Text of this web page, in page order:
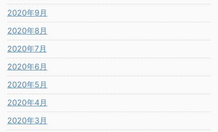
2020年9月
2020年8月
2020年7月
2020年6月
2020年5月
2020年4月
2020年3月